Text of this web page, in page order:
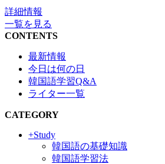
詳細情報
一覧を見る
CONTENTS
最新情報
今日は何の日
韓国語学習Q&A
ライター一覧
CATEGORY
+Study
韓国語の基礎知識
韓国語学習法